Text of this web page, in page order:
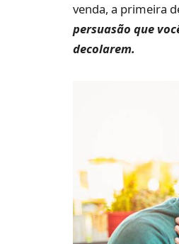
venda, a primeira
persuasão que
decolarem.